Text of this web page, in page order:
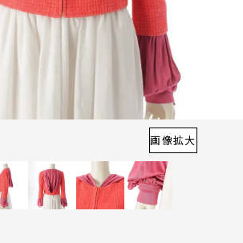
画像拡大